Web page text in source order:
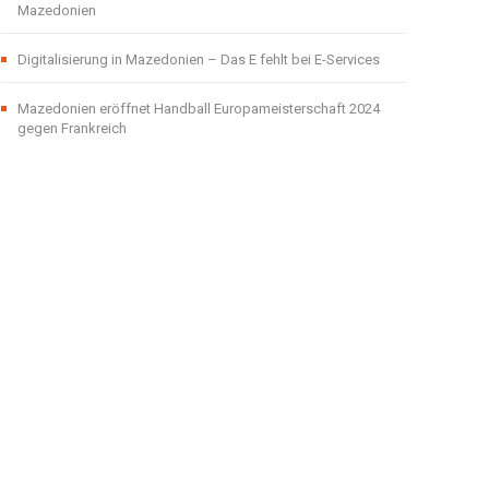
Mazedonien
Digitalisierung in Mazedonien – Das E fehlt bei E-Services
Mazedonien eröffnet Handball Europameisterschaft 2024
gegen Frankreich